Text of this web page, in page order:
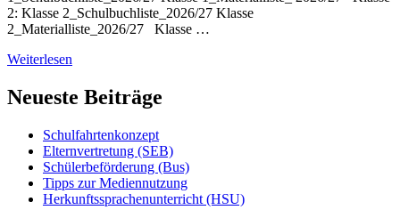
2: Klasse 2_Schulbuchliste_2026/27 Klasse
2_Materialliste_2026/27 Klasse …
Weiterlesen
Neueste Beiträge
Schulfahrtenkonzept
Elternvertretung (SEB)
Schülerbeförderung (Bus)
Tipps zur Mediennutzung
Herkunftssprachenunterricht (HSU)